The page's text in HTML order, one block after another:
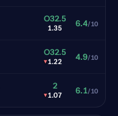
O32.5
1.35 6.4/10
O32.5
▾1.22 4.9/10
2
▾1.07 6.1/10